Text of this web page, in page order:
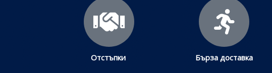
Отстъпки Бърза доставка